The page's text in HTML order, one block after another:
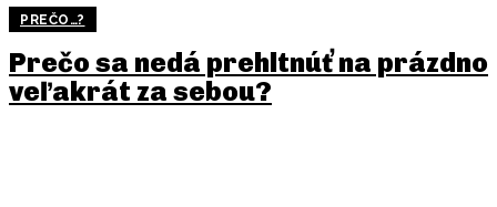
PREČO…?
Prečo sa nedá prehltnúť na prázdno
veľakrát za sebou?